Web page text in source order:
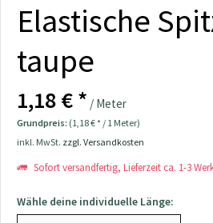
Elastische
taupe
1,18 € * / Meter
Grundpreis: (1,18 € * / 1 Meter)
inkl. MwSt. zzgl. Versandkosten
Sofort versandfertig, Lieferzeit ca. 1-3
Wähle deine individuelle Länge: